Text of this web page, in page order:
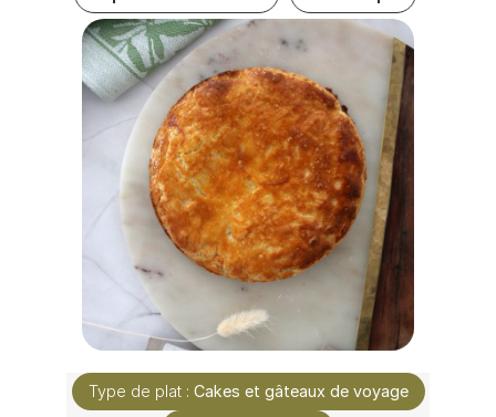
Type de plat : Cakes et gâteaux de voyage